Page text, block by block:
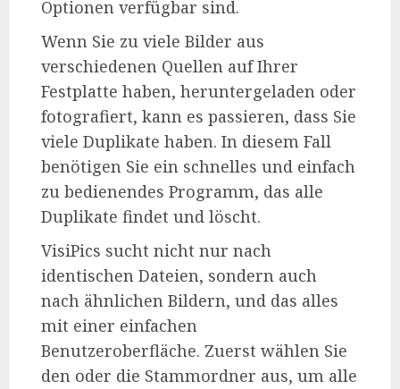
Optionen verfügbar sind.
Wenn Sie zu viele Bilder aus
verschiedenen Quellen auf Ihrer
Festplatte haben, heruntergeladen oder
fotografiert, kann es passieren, dass Sie
viele Duplikate haben. In diesem Fall
benötigen Sie ein schnelles und einfach
zu bedienendes Programm, das alle
Duplikate findet und löscht.
VisiPics sucht nicht nur nach
identischen Dateien, sondern auch
nach ähnlichen Bildern, und das alles
mit einer einfachen
Benutzeroberfläche. Zuerst wählen Sie
den oder die Stammordner aus, um alle